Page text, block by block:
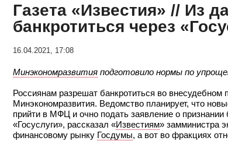
Газета «Известия» // Из
банкротиться через
16.04.2021, 17:08
Минэкономразвития подготовило нормы по
Россиянам разрешат банкротиться во внесудебном
Минэкономразвития. Ведомство планирует, что
прийти в МФЦ и очно подать заявление о
«Госуслуги», рассказал «Известиям» замминистра
финансовому рынку Госдумы, а вот во фракциях